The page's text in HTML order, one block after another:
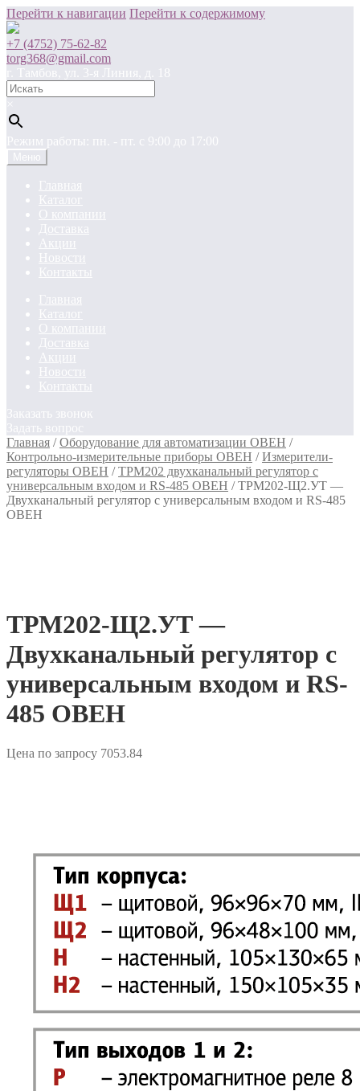
Перейти к навигации Перейти к содержимому
+7 (4752) 75-62-82
torg368@gmail.com
г. Тамбов, ул. 3-я Линия, д. 18
×
Режим работы: пн. - пт. c 9:00 до 17:00
Меню
Главная
Каталог
О компании
Доставка
Акции
Новости
Контакты
Главная
Каталог
О компании
Доставка
Акции
Новости
Контакты
Заказать звонок
Задать вопрос
Главная /Оборудование для автоматизации ОВЕН /
Контрольно-измерительные приборы ОВЕН /Измерители-
регуляторы ОВЕН /ТРМ202 двухканальный регулятор с
универсальным входом и RS-485 ОВЕН /ТРМ202-Щ2.УТ —
Двухканальный регулятор с универсальным входом и RS-485
ОВЕН
ТРМ202-Щ2.УТ —
Двухканальный регулятор с
универсальным входом и RS-
485 ОВЕН
Цена по запросу 7053.84